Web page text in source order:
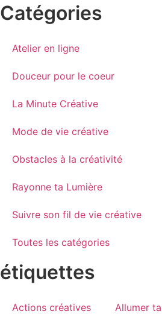
Catégories
Atelier en ligne
Douceur pour le coeur
La Minute Créative
Mode de vie créative
Obstacles à la créativité
Rayonne ta Lumière
Suivre son fil de vie créative
Toutes les catégories
étiquettes
Actions créatives Allumer